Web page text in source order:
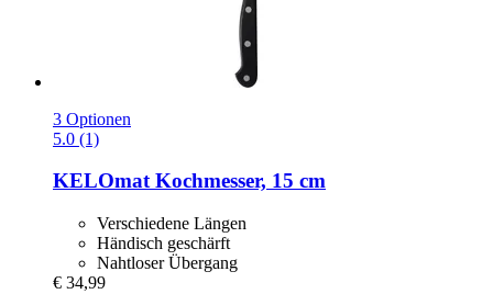
3 Optionen
5.0 (1)
KELOmatKochmesser, 15 cm
Verschiedene Längen
Händisch geschärft
Nahtloser Übergang
€ 34,99